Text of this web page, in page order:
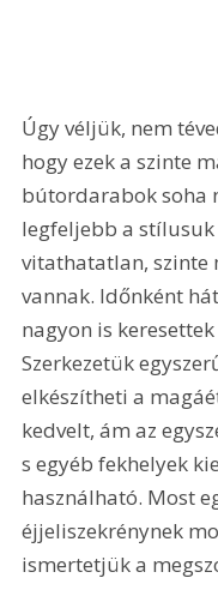
Úgy véljük, nem
hogy ezek a szinte
bútordarabok soha
legfeljebb a
vitathatatlan, szinte
vannak. Időnként
nagyon is
Szerkezetük
elkészítheti a
kedvelt, ám az
s egyéb fekhelyek
használható. Most
éjjeliszekrénynek
ismertetjük a